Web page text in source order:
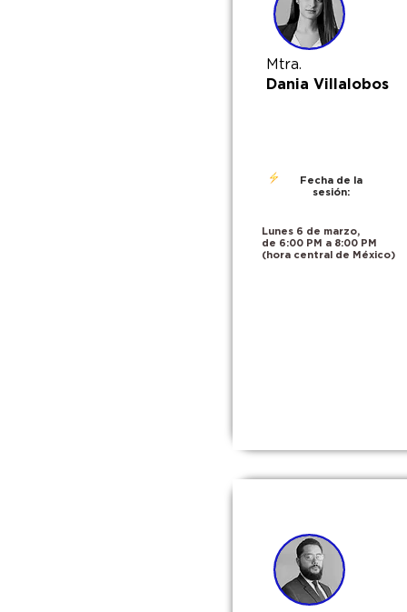
Mtra.
Dania Villalobos
Fecha de la
sesión:
Lunes 6 de marzo,
de 6:00 PM a 8:00 PM
(hora central de México)